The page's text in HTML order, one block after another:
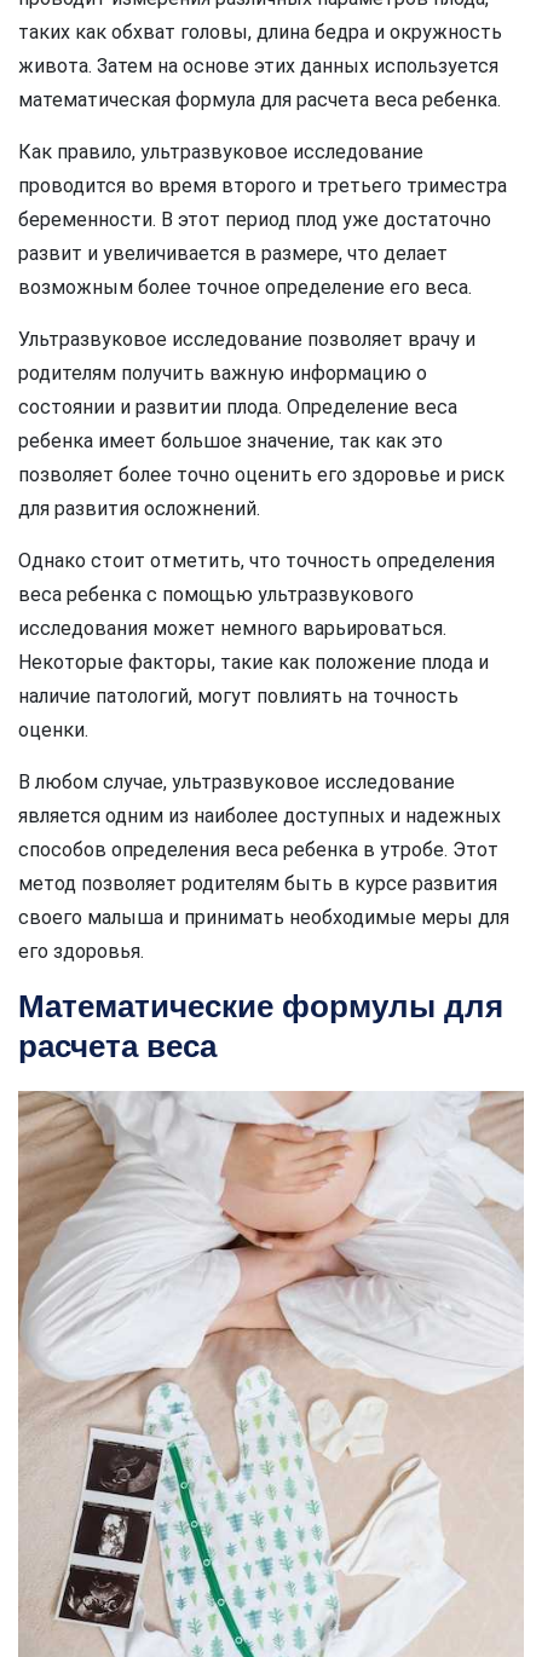
таких как обхват головы, длина бедра и окружность
живота. Затем на основе этих данных используется
математическая формула для расчета веса ребенка.
Как правило, ультразвуковое исследование
проводится во время второго и третьего триместра
беременности. В этот период плод уже достаточно
развит и увеличивается в размере, что делает
возможным более точное определение его веса.
Ультразвуковое исследование позволяет врачу и
родителям получить важную информацию о
состоянии и развитии плода. Определение веса
ребенка имеет большое значение, так как это
позволяет более точно оценить его здоровье и риск
для развития осложнений.
Однако стоит отметить, что точность определения
веса ребенка с помощью ультразвукового
исследования может немного варьироваться.
Некоторые факторы, такие как положение плода и
наличие патологий, могут повлиять на точность
оценки.
В любом случае, ультразвуковое исследование
является одним из наиболее доступных и надежных
способов определения веса ребенка в утробе. Этот
метод позволяет родителям быть в курсе развития
своего малыша и принимать необходимые меры для
его здоровья.
Математические формулы для
расчета веса